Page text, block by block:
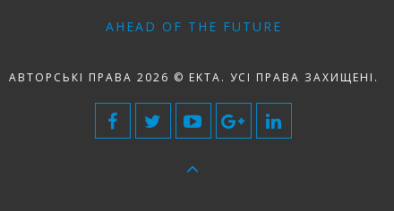
AHEAD OF THE FUTURE
АВТОРСЬКІ ПРАВА 2026 © EKTA. УСІ ПРАВА ЗАХИЩЕНІ.